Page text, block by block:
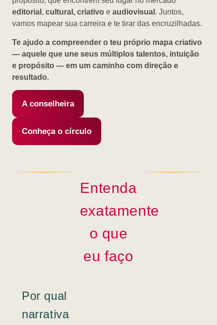
editorial , cultural, criativo e audiovisual . Juntos,
vamos mapear sua carreira e te tirar das encruzilhadas.
Te ajudo a compreender o teu próprio mapa criativo
— aquele que une seus múltiplos talentos, intuição
e propósito — em um caminho com direção e
resultado.
A conselheira
Conheça o círculo
Entenda
exatamente
o que
eu faço
Por qual
narrativa